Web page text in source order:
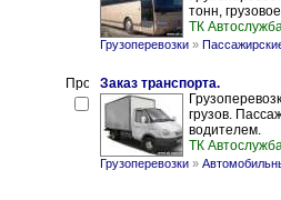
тонн,
ТК
Грузоперевозки »
Заказ транспорта.
грузов.
водителем.
ТК
Грузоперевозки »